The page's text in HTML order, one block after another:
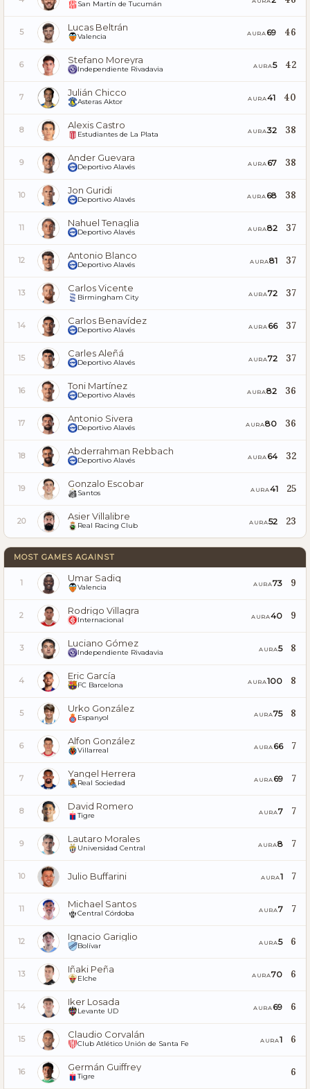
San Martín de Tucumán
5 Lucas Beltrán
Valencia AURA 69 46
6 Stefano Moreyra
Independiente Rivadavia AURA5 42
7 Julián Chicco
Asteras Aktor AURA41 40
8 Alexis Castro
Estudiantes de La Plata AURA32 38
9 Ander Guevara
Deportivo Alavés AURA 67 38
10 Jon Guridi
Deportivo Alavés AURA 68 38
11 Nahuel Tenaglia
Deportivo Alavés AURA82 37
12 Antonio Blanco
Deportivo Alavés AURA81 37
13 Carlos Vicente
Birmingham City AURA72 37
14 Carlos Benavídez
Deportivo Alavés AURA 66 37
15 Carles Aleñá
Deportivo Alavés AURA72 37
16 Toni Martínez
Deportivo Alavés AURA82 36
17 Antonio Sivera
Deportivo Alavés AURA80 36
18 Abderrahman Rebbach
Deportivo Alavés AURA 64 32
19 Gonzalo Escobar
Santos AURA41 25
20 Asier Villalibre
Real Racing Club AURA52 23
MOST GAMES AGAINST
1 Umar Sadiq
Valencia AURA73 9
2 Rodrigo Villagra
Internacional AURA40 9
3 Luciano Gómez
Independiente Rivadavia AURA5 8
4 Eric García
FC Barcelona AURA100 8
5 Urko González
Espanyol AURA75 8
6 Alfon González
Villarreal AURA 66 7
7 Yangel Herrera
Real Sociedad AURA 69 7
8 David Romero
Tigre AURA7 7
9 Lautaro Morales
Universidad Central AURA8 7
10 Julio Buffarini AURA1 7
11 Michael Santos
Central Córdoba AURA7 7
12 Ignacio Gariglio
Bolívar AURA5 6
13 Iñaki Peña
Elche AURA70 6
14 Iker Losada
Levante UD AURA 69 6
15 Claudio Corvalán
Club Atlético Unión de Santa Fe AURA1 6
16 Germán Guiffrey
Tigre 6